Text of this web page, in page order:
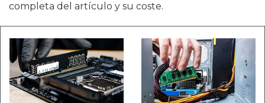
completa del artículo y su coste.